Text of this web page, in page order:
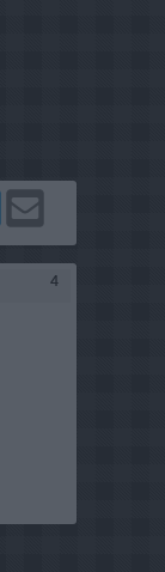
Send
4